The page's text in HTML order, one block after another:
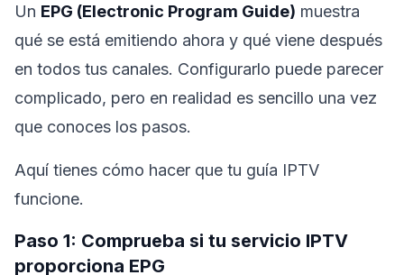
Un EPG (Electronic Program Guide) muestra
qué se está emitiendo ahora y qué viene después
en todos tus canales. Configurarlo puede parecer
complicado, pero en realidad es sencillo una vez
que conoces los pasos.
Aquí tienes cómo hacer que tu guía IPTV
funcione.
Paso 1: Comprueba si tu servicio IPTV
proporciona EPG